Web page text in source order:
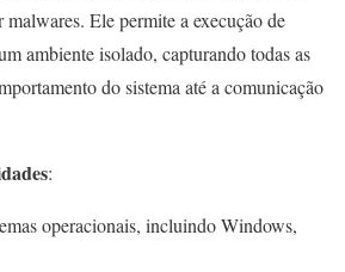
malwares. Ele permite a execução de
ambiente isolado, capturando todas as
do sistema até a comunicação
:
operacionais, incluindo Windows,